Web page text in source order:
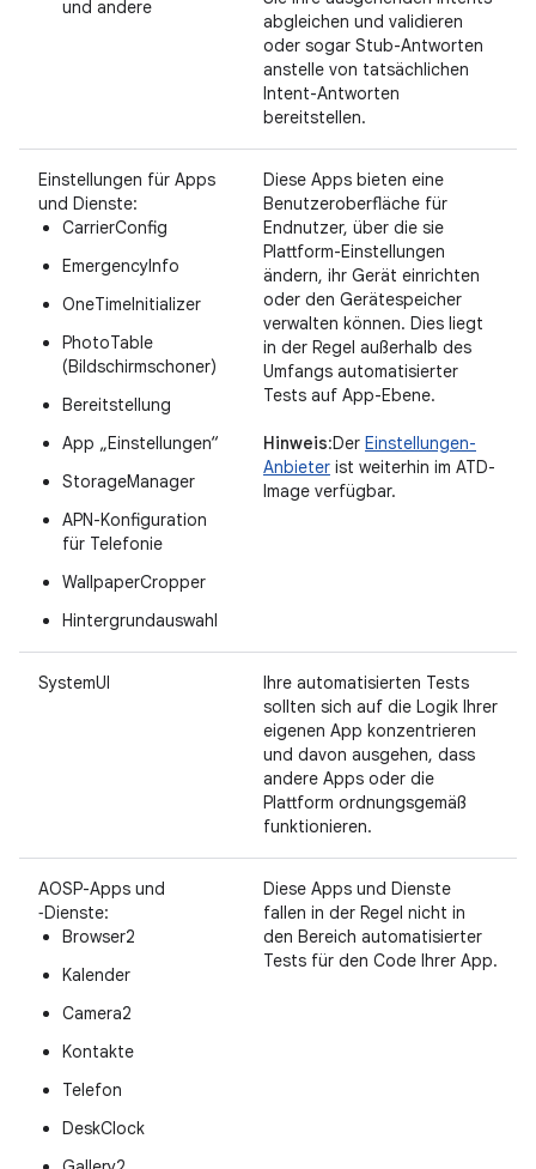
und andere
abgleichen und validieren
oder sogar Stub-Antworten
anstelle von tatsächlichen
Intent-Antworten
bereitstellen.
Einstellungen für Apps
und Dienste:
CarrierConfig
EmergencyInfo
OneTimeInitializer
PhotoTable
(Bildschirmschoner)
Bereitstellung
App „Einstellungen“
StorageManager
APN-Konfiguration
für Telefonie
WallpaperCropper
Hintergrundauswahl
Diese Apps bieten eine
Benutzeroberfläche für
Endnutzer, über die sie
Plattform-Einstellungen
ändern, ihr Gerät einrichten
oder den Gerätespeicher
verwalten können. Dies liegt
in der Regel außerhalb des
Umfangs automatisierter
Tests auf App-Ebene.
Hinweis:Der Einstellungen-
Anbieter ist weiterhin im ATD-
Image verfügbar.
SystemUI
Ihre automatisierten Tests
sollten sich auf die Logik Ihrer
eigenen App konzentrieren
und davon ausgehen, dass
andere Apps oder die
Plattform ordnungsgemäß
funktionieren.
AOSP-Apps und
‑Dienste:
Browser2
Kalender
Camera2
Kontakte
Telefon
DeskClock
Diese Apps und Dienste
fallen in der Regel nicht in
den Bereich automatisierter
Tests für den Code Ihrer App.